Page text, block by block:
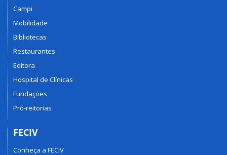
Campi
Mobilidade
Bibliotecas
Restaurantes
Editora
Hospital de Clínicas
Fundações
Pró-reitorias
FECIV
Conheça a FECIV